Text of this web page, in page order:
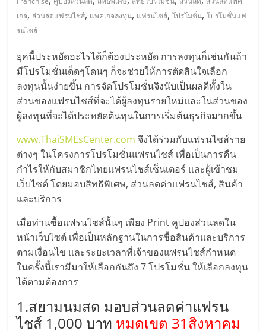
ส
เอ็
มอี
ไทย,
SMEs,
แฟ
รน
ไชส์,
ที่
ปรึกษา
เกจ, ส่วนลดแฟรนไชส์, แพคเกจลงทุน, แฟรนไชส์,โปรโมชั่น,โปรโมชั่นแฟ
รนไชส์
ยุคนี้ประหยัดอะไรได้ก็ต้องประหยัด การลงทุนก็เช่นกันถ้า
มีโปรโมชั่นเด็ดๆโดนๆ ก็จะช่วยให้การตัดสินใจเลือก
ลงทุนนั้นง่ายขึ้น การจัดโปรโมชั่นจึงนับเป็นผลดีทั้งใน
ส่วนของแฟรนไชส์ที่จะได้ผู้ลงทุนรายใหม่และในส่วนของ
ผู้ลงทุนที่จะได้ประหยัดต้นทุนในการเริ่มต้นธุรกิจมากขึ้น
www.ThaiSMEsCenter.com จึงได้ร่วมกับแฟรนไชส์ราย
ต่างๆ ในโครงการโปรโมชั่นแฟรนไชส์ เพื่อเป็นการคืน
กำไรให้กับสมาชิกไทยแฟรนไชส์เซ็นเตอร์ และผู้เข้าชม
เว็บไซต์ โดยมอบสิทธิพิเศษ, ส่วนลดค่าแฟรนไชส์, สินค้า
และบริการ
เมื่อท่านซื้อแฟรนไชส์นั้นๆ เพียง Print คูปองส่วนลดใน
หน้าเว็บไซต์ เพื่อเป็นหลักฐานในการซื้อสินค้าและบริการ
ตามเงื่อนไข และระยะเวลาที่เจ้าของแฟรนไชส์กำหนด
ในครั้งนี้เรามีมาให้เลือกกันถึง 7 โปรโมชั่น ให้เลือกลงทุน
ได้ตามต้องการ
1.สยามนมสด มอบส่วนลดค่าแฟรน
ไชส์ 1,000 บาท หมดเขต 31สิงหาคม